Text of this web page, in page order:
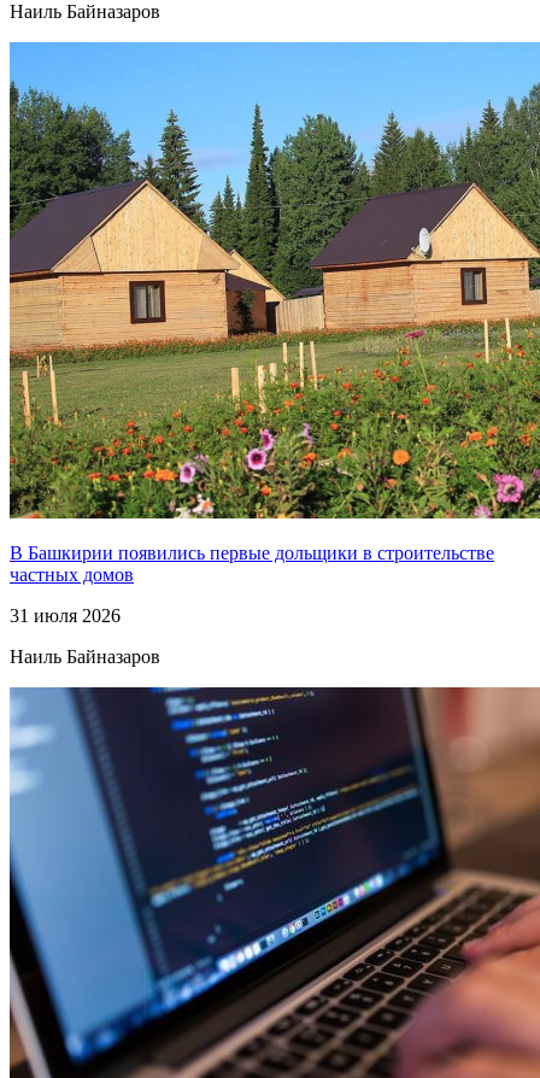
Наиль Байназаров
В Башкирии появились первые дольщики в строительстве
частных домов
31 июля 2026
Наиль Байназаров